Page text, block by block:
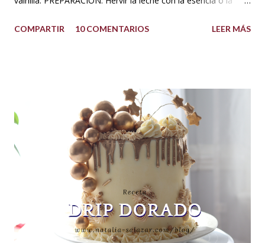
con el azúcar. Reservar. Tamiza la harina con la maicena y
fuego bajo hasta que espese. No dejar de batir. Cuando haya
espesado sacar del fuego y dejar enfriar moviendo de
cuando en cuando. Se puede agregar una cucharada de
mantequilla para aportar más suavidad y sabor. Tips: Se
puede utilizar otra esencia o leche vegetal. Esta crema es
básica en la pastelería, sirve para rellenar tortas, tartas,
cakes, eclairs, cupcakes y más. Se la puede aromatizar con
otros extractos....
COMPARTIR 10 COMENTARIOS LEER MÁS